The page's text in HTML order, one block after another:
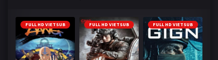
FULL HD VIETSUB FULL HD VIETSUB FULL HD VIETSUB